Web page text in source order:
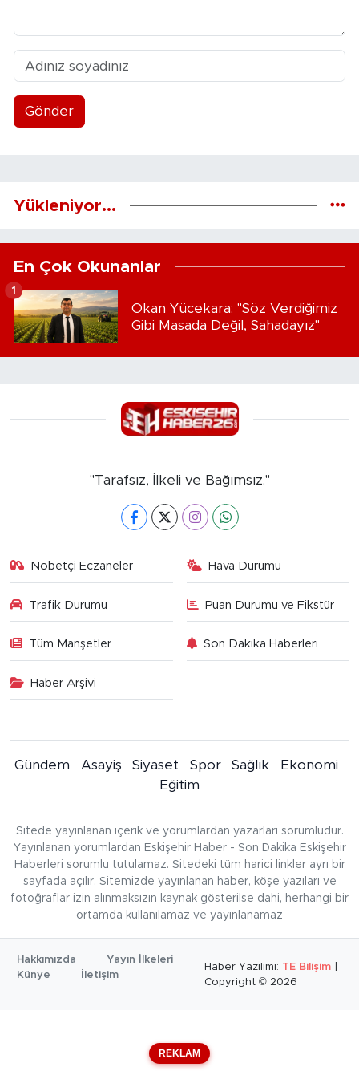
Gönder
Yükleniyor...
En Çok Okunanlar
Okan Yücekara: "Söz Verdiğimiz
Gibi Masada Değil, Sahadayız"
1
"Tarafsız, İlkeli ve Bağımsız."
Nöbetçi Eczaneler Hava Durumu
Trafik Durumu Puan Durumu ve Fikstür
Tüm Manşetler Son Dakika Haberleri
Haber Arşivi
Gündem Asayiş Siyaset Spor Sağlık
Ekonomi
Eğitim
Sitede yayınlanan içerik ve yorumlardan yazarları sorumludur.
Yayınlanan yorumlardan Eskişehir Haber - Son Dakika Eskişehir
Haberleri sorumlu tutulamaz. Sitedeki tüm harici linkler ayrı bir
sayfada açılır. Sitemizde yayınlanan haber, köşe yazıları ve
fotoğraflar izin alınmaksızın kaynak gösterilse dahi, herhangi bir
ortamda kullanılamaz ve yayınlanamaz
Hakkımızda
Yayın İlkeleri
Künye
İletişim
Haber Yazılımı: TE Bilişim
Copyright © 2026
REKLAM